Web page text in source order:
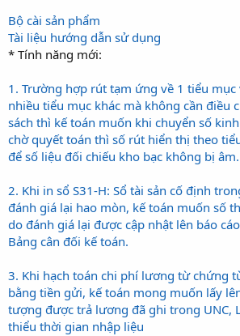
Bộ cài sản phẩm
Tài liệu hướng dẫn sử dụng
* Tính năng mới:
1. Trường hợp rút tạm ứng về 1 tiểu mục
nhiều tiểu mục khác mà không cần điều
sách thì kế toán muốn khi chuyển số
chờ quyết toán thì số rút hiển thị theo
để số liệu đối chiếu kho bạc không bị âm.
2. Khi in sổ S31-H: Sổ tài sản cố định
đánh giá lại hao mòn, kế toán muốn số
do đánh giá lại được cập nhật lên báo
Bảng cân đối kế toán.
3. Khi hạch toán chi phí lương từ chứng
bằng tiền gửi, kế toán mong muốn lấy
tượng được trả lương đã ghi trong UNC,
thiểu thời gian nhập liệu